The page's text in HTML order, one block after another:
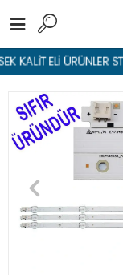
KALİTELİ ÜRÜNLER